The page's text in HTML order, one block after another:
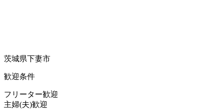
茨城県下妻市
歓迎条件
フリーター歓迎
主婦(夫)歓迎